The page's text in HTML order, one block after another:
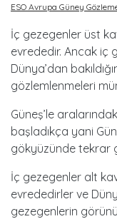
ESO Avrupa Güney
İç gezegenler üst
evrededir. Ancak iç
Dünya’dan
gözlemlenmeleri
Güneş’le
başladıkça yani
gökyüzünde tekrar
İç gezegenler alt
evrededirler ve
gezegenlerin